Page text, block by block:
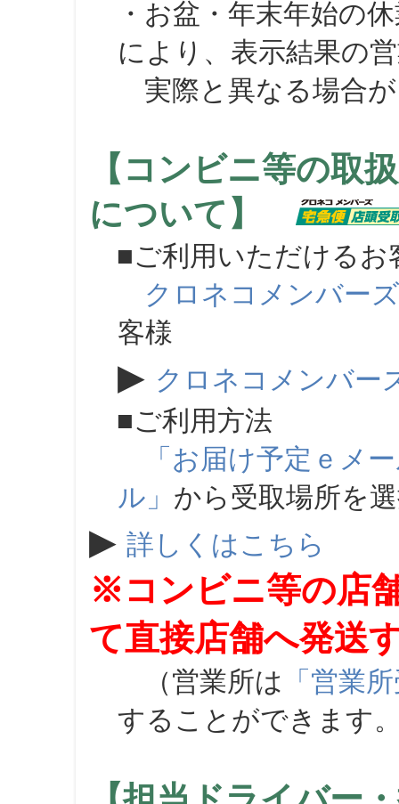
・お盆・年末年始の
により、表示結果の
実際と異なる場合が
【コンビニ等の取
について】
■ご利用いただけるお
クロネコメンバーズ
客様
▶ クロネコメンバー
■ご利用方法
「お届け予定ｅメ
ル」 から受取場所を
▶ 詳しくはこちら
※コンビニ等の店
て直接店舗へ発送
（営業所は 「営業
することができます